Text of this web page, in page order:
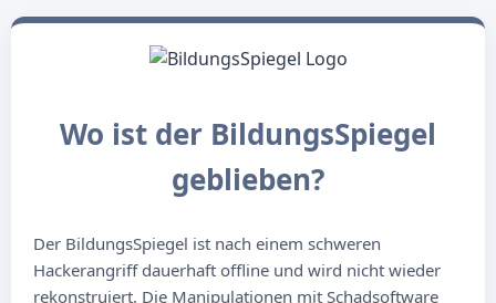
Wo ist der BildungsSpiegel
geblieben?
Der BildungsSpiegel ist nach einem schweren
Hackerangriff dauerhaft offline und wird nicht wieder
rekonstruiert. Die Manipulationen mit Schadsoftware